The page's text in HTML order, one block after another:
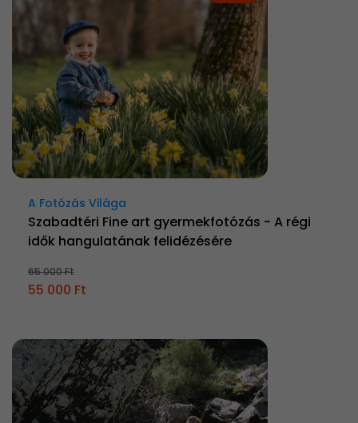
A Fotózás Világa
Szabadtéri Fine art gyermekfotózás - A régi
idők hangulatának felidézésére
65 000 Ft
55 000 Ft